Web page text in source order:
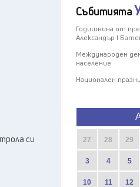
си
Събитията
Годишнина от
Александър I
Международен
население
Национален
27 28 29
3 4 5
10 11 12